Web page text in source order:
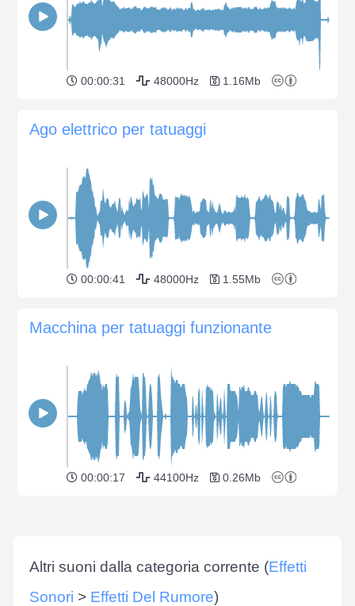
00:00:31 48000Hz 1.16Mb
Ago elettrico per tatuaggi
00:00:41 48000Hz 1.55Mb
Macchina per tatuaggi funzionante
00:00:17 44100Hz 0.26Mb
Altri suoni dalla categoria corrente (Effetti
Sonori > Effetti Del Rumore)